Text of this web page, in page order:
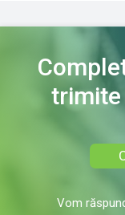
trimite
Vom